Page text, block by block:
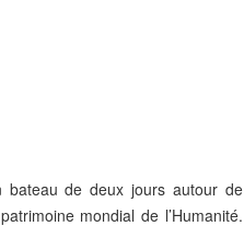
bateau de deux jours autour de
mondial de l’Humanité.